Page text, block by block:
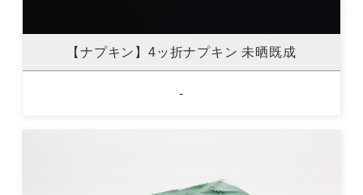
【ナプキン】4ッ折ナプキン 未晒既成
-